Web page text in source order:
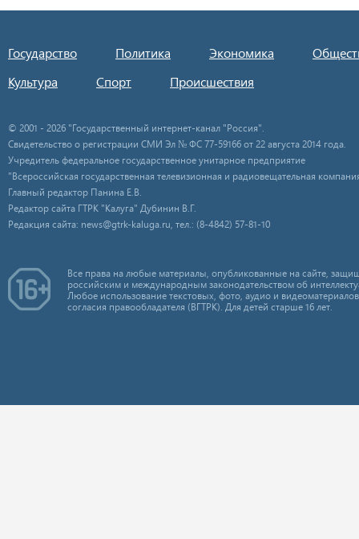
Государство Политика Экономика
Культура
Спорт Происшествия
© 2001 - 2026 "Государственный интернет-канал "Россия".
Свидетельство о регистрации СМИ Эл № ФС 77-59166 от 22 августа 2014 года.
Учредитель федеральное государственное унитарное предприятие
"Всероссийская государственная телевизионная и радиовещательная
Главный редактор Панина Е.В.
Редактор сайта ГТРК "Калуга" Дубинин В.Г.
Редакция сайта: news@gtrk-kaluga.ru, тел.: (8-4842) 57-81-10
Все права на любые материалы, опубликованные на сайте,
российским и международным законодательством об
Любое использование текстовых, фото, аудио и
согласия правообладателя (ВГТРК). Для детей старше 16 лет.